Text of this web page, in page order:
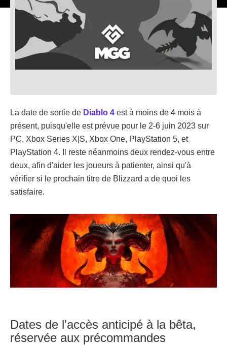
La date de sortie de Diablo 4 est à moins de 4 mois à
présent, puisqu'elle est prévue pour le 2-6 juin 2023 sur
PC, Xbox Series X|S, Xbox One, PlayStation 5, et
PlayStation 4. Il reste néanmoins deux rendez-vous entre
deux, afin d'aider les joueurs à patienter, ainsi qu'à
vérifier si le prochain titre de Blizzard a de quoi les
satisfaire.
Dates de l'accès anticipé à la bêta,
réservée aux précommandes